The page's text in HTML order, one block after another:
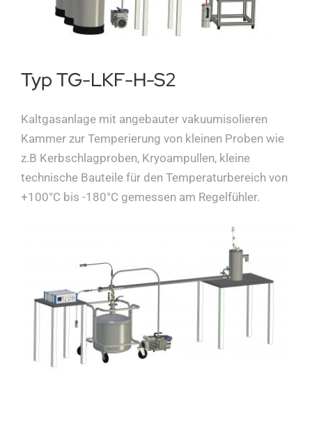
Impressum
Deutsch
Typ TG-LKF-H-S2
Kaltgasanlage mit angebauter vakuumisolieren
Kammer zur Temperierung von kleinen Proben wie
z.B Kerbschlagproben, Kryoampullen, kleine
technische Bauteile für den Temperaturbereich von
+100°C bis -180°C gemessen am Regelfühler.